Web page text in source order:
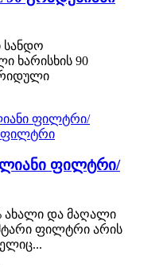
სანდო
ხარისხის 90
ფილტრი/
ახალი და მაღალი
ფილტრი არის